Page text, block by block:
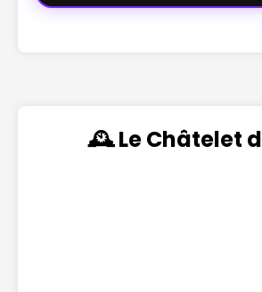
🕰️ Le Châtelet